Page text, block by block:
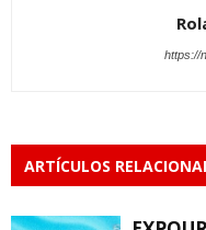
https://
ARTÍCULOS